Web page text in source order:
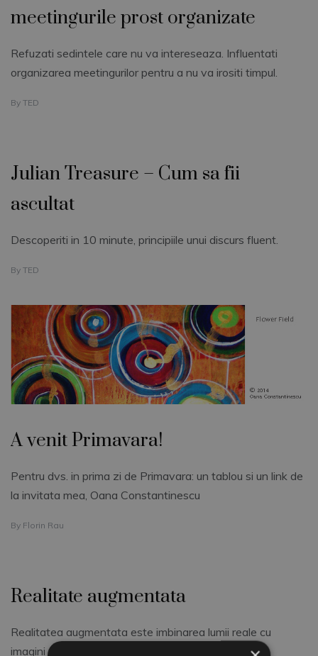
meetingurile prost organizate
Refuzati sedintele care nu va intereseaza. Influentati
organizarea meetingurilor pentru a nu va irositi timpul.
By TED
Julian Treasure – Cum sa fii
ascultat
Descoperiti in 10 minute, principiile unui discurs fluent.
By TED
A venit Primavara!
Pentru dvs. in prima zi de Primavara: un tablou si un link de
la invitata mea, Oana Constantinescu
By Florin Rau
Realitate augmentata
Realitatea augmentata este imbinarea lumii reale cu
imagini generate de calculator. O adevarata magie.